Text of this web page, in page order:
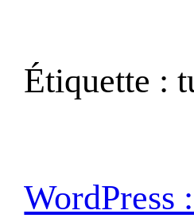
Étiquette :
WordPress